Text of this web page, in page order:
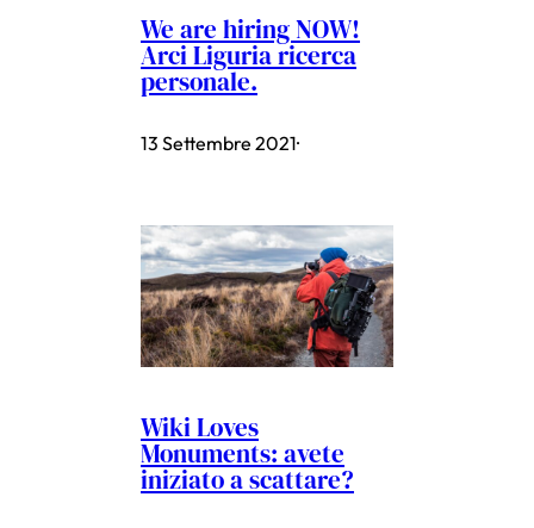
We are hiring NOW!
Arci Liguria ricerca
personale.
13 Settembre 2021·
Wiki Loves
Monuments: avete
iniziato a scattare?